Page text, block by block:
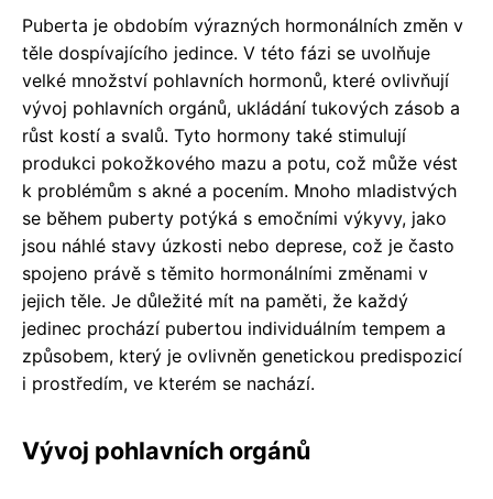
Puberta je obdobím výrazných hormonálních změn v
těle dospívajícího jedince. V této fázi se uvolňuje
velké množství pohlavních hormonů, které ovlivňují
vývoj pohlavních orgánů, ukládání tukových zásob a
růst kostí a svalů. Tyto hormony také stimulují
produkci pokožkového mazu a potu, což může vést
k problémům s akné a pocením. Mnoho mladistvých
se během puberty potýká s emočními výkyvy, jako
jsou náhlé stavy úzkosti nebo deprese, což je často
spojeno právě s těmito hormonálními změnami v
jejich těle. Je důležité mít na paměti, že každý
jedinec prochází pubertou individuálním tempem a
způsobem, který je ovlivněn genetickou predispozicí
i prostředím, ve kterém se nachází.
Vývoj pohlavních orgánů